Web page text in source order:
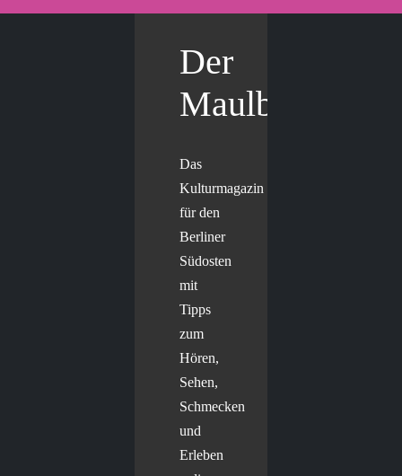
Der
Maulbär
Das
Kulturmagazin
für den
Berliner
Südosten
mit
Tipps
zum
Hören,
Sehen,
Schmecken
und
Erleben